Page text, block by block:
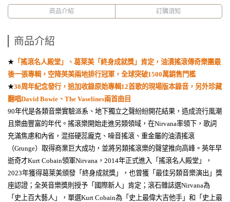
商品介紹 訂購須知
商品介紹
★ 「搖滾名人殿堂」、葛萊美「終身成就獎」肯定，油漬搖滾傳奇樂團最
後一張專輯，空降英美兩地排行冠軍，全球突破1500萬銷售門檻
★30周年紀念發行，追加收錄原始專輯12首歌的現場版本錄音，另外珍藏
翻唱David Bowie 、 The Vaselines兩首曲目
90年代是各類音樂實驗派系、地下獨立之聲紛紛開花結果，造成流行風潮
且樂曲豐富的年代。搖滾樂開始走進另類領域，在Nirvana率領下，歌詞
充滿焦慮和內省，混搭硬蕊龐克、噪音搖滾、重金屬的油漬搖滾
（Grunge）取得商業巨大成功，並將另類搖滾樂的聲望推向高峰。英年早
逝奇才Kurt Cobain領軍Nirvana ， 2014年正式進入「搖滾名人殿堂」，
2023年獲得葛萊美頒發「終身成就獎」，也曾獲「最佳另類音樂演出」獎
座認證；全英音樂獎則授予「國際新人」肯定；滾石雜誌選Nirvana為
「史上百大藝人」，單選Kurt Cobain為「史上最偉大吉他手」和「史上最